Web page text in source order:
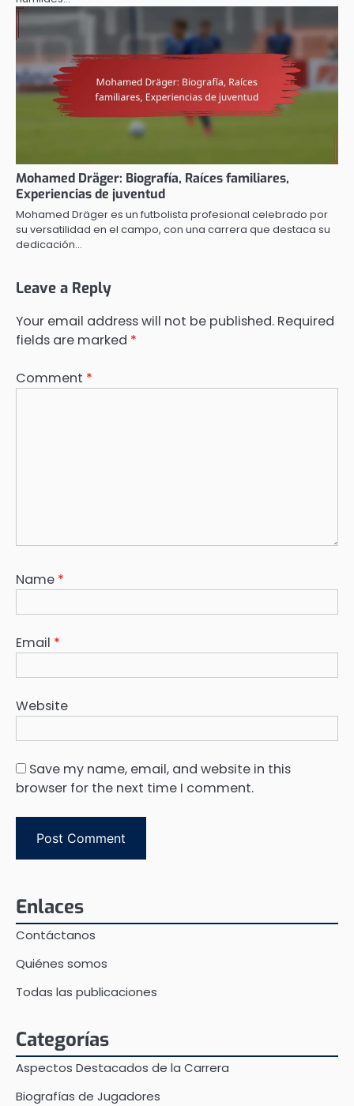
Mohamed Dräger: Biografía, Raíces familiares,
Experiencias de juventud
Mohamed Dräger es un futbolista profesional celebrado por
su versatilidad en el campo, con una carrera que destaca su
dedicación…
Leave a Reply
Your email address will not be published. Required
fields are marked *
Comment *
Name *
Email *
Website
Save my name, email, and website in this
browser for the next time I comment.
Enlaces
Contáctanos
Quiénes somos
Todas las publicaciones
Categorías
Aspectos Destacados de la Carrera
Biografías de Jugadores